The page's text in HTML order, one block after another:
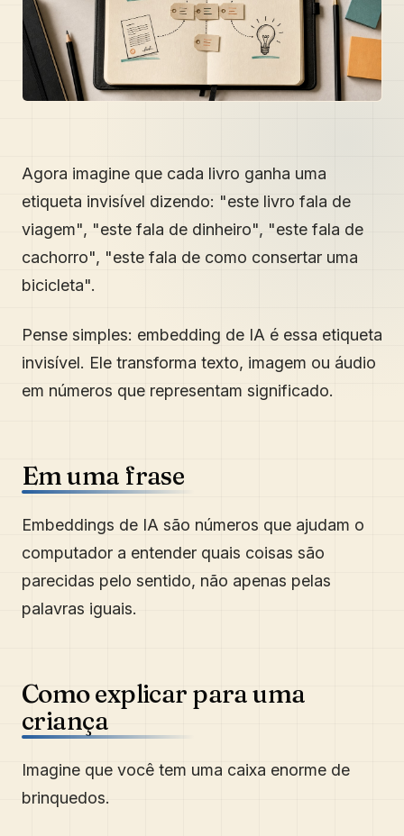
Agora imagine que cada livro ganha uma
etiqueta invisível dizendo: "este livro fala de
viagem", "este fala de dinheiro", "este fala de
cachorro", "este fala de como consertar uma
bicicleta".
Pense simples: embedding de IA é essa etiqueta
invisível. Ele transforma texto, imagem ou áudio
em números que representam significado.
Em uma frase
Embeddings de IA são números que ajudam o
computador a entender quais coisas são
parecidas pelo sentido, não apenas pelas
palavras iguais.
Como explicar para uma
criança
Imagine que você tem uma caixa enorme de
brinquedos.